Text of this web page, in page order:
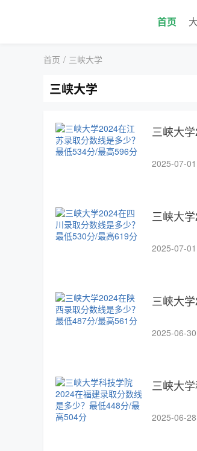
首页
首页 / 三峡大学
三峡大学
三峡大
2025-07-
三峡大
2025-07-
三峡大
2025-06-
三峡大
2025-06-